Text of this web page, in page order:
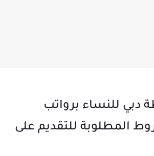
للنساء برواتب
المطلوبة للتقديم على